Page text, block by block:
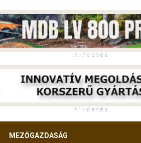
h i r d e t é s
h i r d e t é s
MEZŐGAZDASÁG